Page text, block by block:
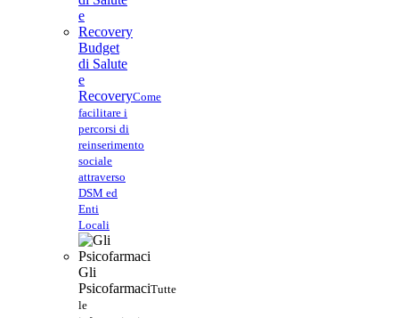
Budget
di Salute
e
RecoveryCome
facilitare i
percorsi di
reinserimento
sociale
attraverso
DSM ed
Enti
Locali
Gli
PsicofarmaciTutte
le